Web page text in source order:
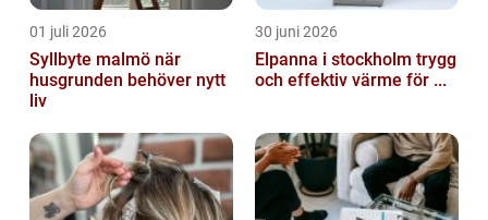
01 juli 2026
Syllbyte malmö när
husgrunden behöver nytt
liv
30 juni 2026
Elpanna i stockholm trygg
och effektiv värme för ...